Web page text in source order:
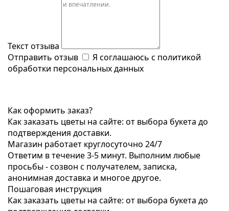
Текст отзыва
Отправить отзыв
Я соглашаюсь с политикой
обработки персональных данных
Как оформить заказ?
Как заказать цветы на сайте: от выбора букета до
подтверждения доставки.
Магазин работает круглосуточно 24/7
Ответим в течение 3-5 минут. Выполним любые
просьбы - созвон с получателем, записка,
анонимная доставка и многое другое.
Пошаговая инструкция
Как заказать цветы на сайте: от выбора букета до